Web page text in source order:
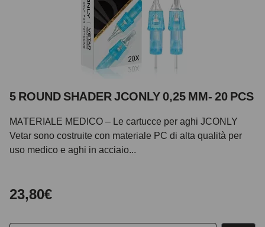
5 ROUND SHADER JCONLY 0,25 MM- 20 PCS
MATERIALE MEDICO – Le cartucce per aghi JCONLY
Vetar sono costruite con materiale PC di alta qualità per
uso medico e aghi in acciaio...
23,80€